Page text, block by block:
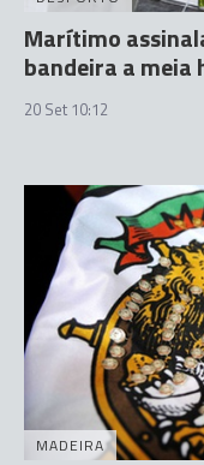
Marítimo
bandeira a meia
20 Set 10:12
MADEIRA